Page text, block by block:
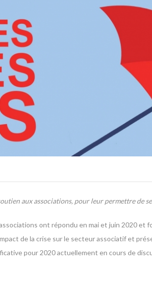
aux associations, pour leur permettre de
ont répondu en mai et juin 2020
de la crise sur le secteur associatif et
pour 2020 actuellement en cours de